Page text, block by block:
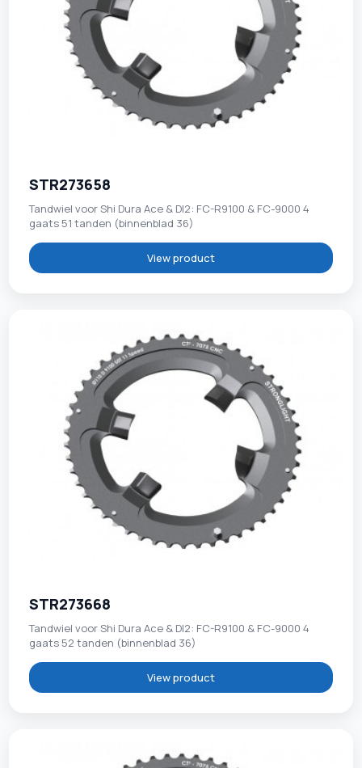
STR273658
Tandwiel voor Shi Dura Ace & DI2: FC-R9100 & FC-9000 4
gaats 51 tanden (binnenblad 36)
View product
STR273668
Tandwiel voor Shi Dura Ace & DI2: FC-R9100 & FC-9000 4
gaats 52 tanden (binnenblad 36)
View product